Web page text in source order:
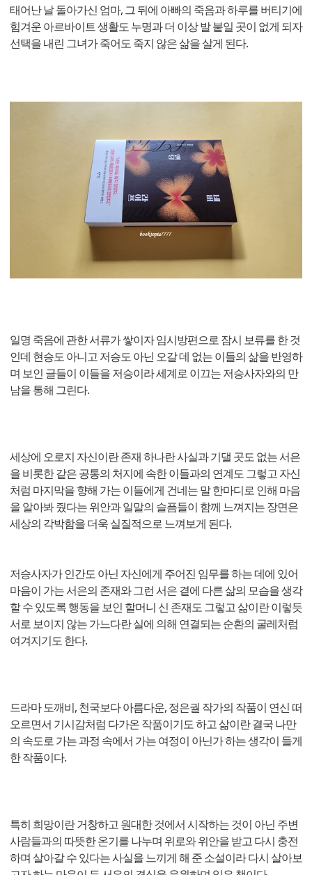
태어난 날 돌아가신 엄마, 그 뒤에 아빠의 죽음과 하루를 버티기에
힘겨운 아르바이트 생활도 누명과 더 이상 발 붙일 곳이 없게 되자
선택을 내린 그녀가 죽어도 죽지 않은 삶을 살게 된다.
일명 죽음에 관한 서류가 쌓이자 임시방편으로 잠시 보류를 한 것
인데 현승도 아니고 저승도 아닌 오갈 데 없는 이들의 삶을 반영하
며 보인 글들이 이들을 저승이라 세계로 이끄는 저승사자와의 만
남을 통해 그린다.
세상에 오로지 자신이란 존재 하나란 사실과 기댈 곳도 없는 서은
을 비롯한 같은 공통의 처지에 속한 이들과의 연계도 그렇고 자신
처럼 마지막을 향해 가는 이들에게 건네는 말 한마디로 인해 마음
을 알아봐 줬다는 위안과 일말의 슬픔들이 함께 느껴지는 장면은
세상의 각박함을 더욱 실질적으로 느껴보게 된다.
저승사자가 인간도 아닌 자신에게 주어진 임무를 하는 데에 있어
마음이 가는 서은의 존재와 그런 서은 곁에 다른 삶의 모습을 생각
할 수 있도록 행동을 보인 할머니 신 존재도 그렇고 삶이란 이렇듯
서로 보이지 않는 가느다란 실에 의해 연결되는 순환의 굴레처럼
여겨지기도 한다.
드라마 도깨비, 천국보다 아름다운, 정은궐 작가의 작품이 연신 떠
오르면서 기시감처럼 다가온 작품이기도 하고 삶이란 결국 나만
의 속도로 가는 과정 속에서 가는 여정이 아닌가 하는 생각이 들게
한 작품이다.
특히 희망이란 거창하고 원대한 것에서 시작하는 것이 아닌 주변
사람들과의 따뜻한 온기를 나누며 위로와 위안을 받고 다시 충전
하며 살아갈 수 있다는 사실을 느끼게 해 준 소설이라 다시 살아보